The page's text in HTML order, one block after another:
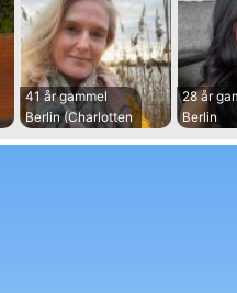
41 år gammel
Berlin (Charlotten
28 år
Berlin